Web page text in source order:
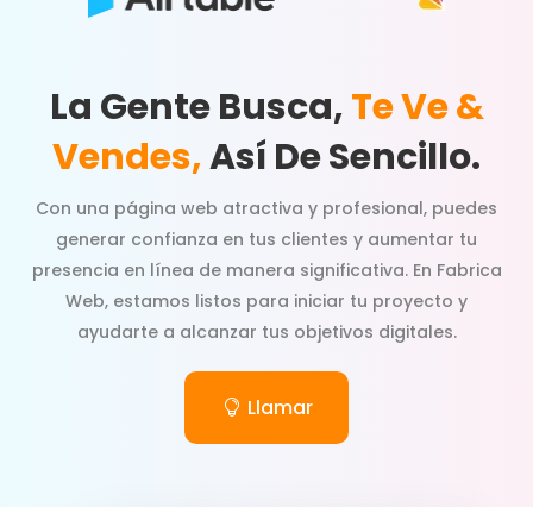
La Gente Busca,Te Ve &
Vendes,Así De Sencillo.
Con una página web atractiva y profesional, puedes
generar confianza en tus clientes y aumentar tu
presencia en línea de manera significativa. En Fabrica
Web, estamos listos para iniciar tu proyecto y
ayudarte a alcanzar tus objetivos digitales.
Llamar